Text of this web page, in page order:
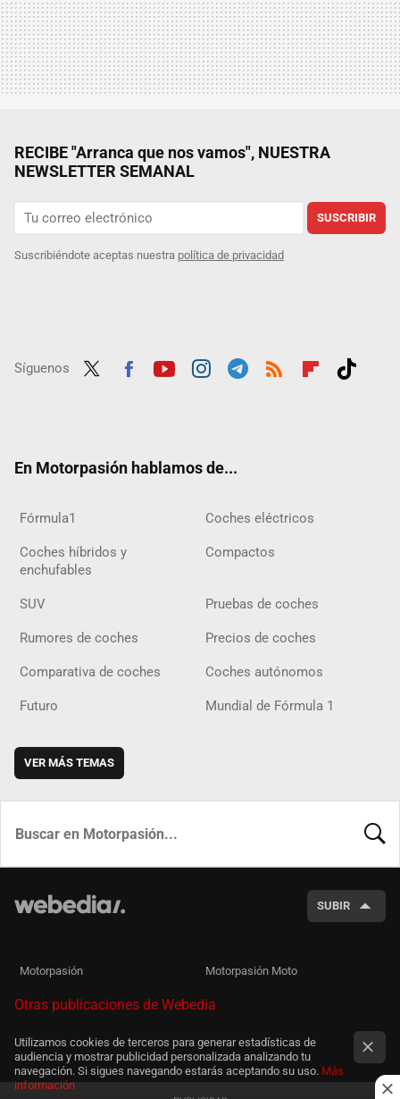
RECIBE "Arranca que nos vamos", NUESTRA
NEWSLETTER SEMANAL
SUSCRIBIR
Suscribiéndote aceptas nuestra política de privacidad
Síguenos
En Motorpasión hablamos de...
Fórmula1 Coches eléctricos
Coches híbridos y
enchufables
Compactos
SUV Pruebas de coches
Rumores de coches Precios de coches
Comparativa de coches Coches autónomos
Futuro Mundial de Fórmula 1
VER MÁS TEMAS
SUBIR
Motorpasión Motorpasión Moto
Otras publicaciones de Webedia
Utilizamos cookies de terceros para generar estadísticas de
audiencia y mostrar publicidad personalizada analizando tu
navegación. Si sigues navegando estarás aceptando su uso. Más
información